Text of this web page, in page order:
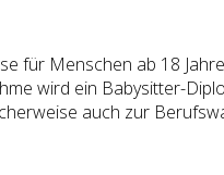
für Menschen ab 18
wird ein Babysitter-
auch zur